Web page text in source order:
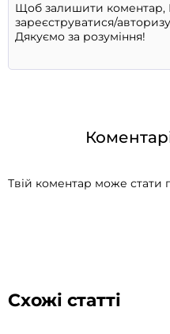
Твій коментар може
Схожі статті